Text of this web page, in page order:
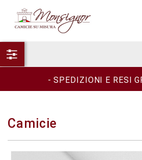
- SPEDIZIONI E RESI
Camicie